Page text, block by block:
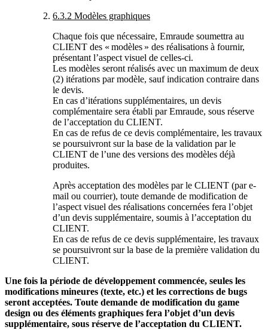
6.3.2 Modèles graphiques
Chaque fois que nécessaire, Emraude soumettra au
CLIENT des « modèles » des réalisations à fournir,
présentant l’aspect visuel de celles-ci.
Les modèles seront réalisés avec un maximum de deux
(2) itérations par modèle, sauf indication contraire dans
le devis.
En cas d’itérations supplémentaires, un devis
complémentaire sera établi par Emraude, sous réserve
de l’acceptation du CLIENT.
En cas de refus de ce devis complémentaire, les travaux
se poursuivront sur la base de la validation par le
CLIENT de l’une des versions des modèles déjà
produites.
Après acceptation des modèles par le CLIENT (par e-
mail ou courrier), toute demande de modification de
l’aspect visuel des réalisations concernées fera l’objet
d’un devis supplémentaire, soumis à l’acceptation du
CLIENT.
En cas de refus de ce devis supplémentaire, les travaux
se poursuivront sur la base de la première validation du
CLIENT.
Une fois la période de développement commencée, seules les
modifications mineures (texte, etc.) et les corrections de bugs
seront acceptées. Toute demande de modification du game
design ou des éléments graphiques fera l’objet d’un devis
supplémentaire, sous réserve de l’acceptation du CLIENT.